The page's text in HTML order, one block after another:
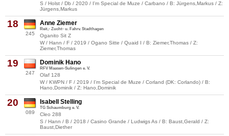
S / Holst / Db / 2020 / I'm Special de Muze / Carbano / B: Jürgens,Markus / Z:
Jürgens,Markus
18
245
Anne Ziemer
Reit,- Zucht- u. Fahrv. Stadthagen
Oganito Sit Z
W / Hann / F / 2019 / Ogano Sitte / Quaid I / B: Ziemer,Thomas / Z:
Ziemer,Thomas
19
247
Dominik Hano
RFV Maasen-Sulingen e. V.
Olaf 128
W / KWPN / F / 2019 / I'm Special de Muze / Corland (DK: Corlando) / B:
Hano,Dominik / Z: Hano,Dominik
20
089
Isabell Stelling
TG Schaumburg e. V.
Cleo 288
S / Hann / B / 2018 / Casino Grande / Ludwigs As / B: Baust,Gerald / Z:
Baust,Diether